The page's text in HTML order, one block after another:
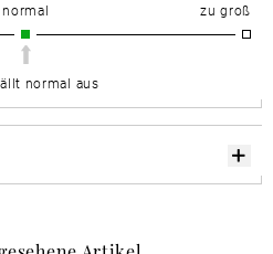
normal zu groß
normal aus